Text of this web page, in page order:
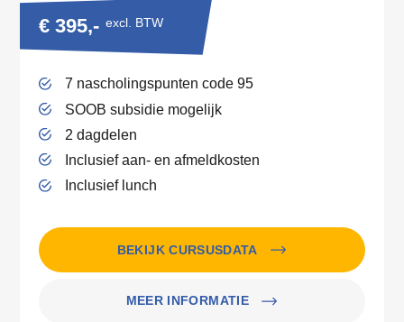
€ 395,- excl. BTW
7 nascholingspunten code 95
SOOB subsidie mogelijk
2 dagdelen
Inclusief aan- en afmeldkosten
Inclusief lunch
BEKIJK CURSUSDATA
MEER INFORMATIE